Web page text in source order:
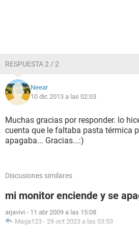
RESPUESTA 2 / 2
Neear
10 dic 2013 a las 02:03
Muchas gracias por responder. lo
cuenta que le faltaba pasta térmica
apagaba... Gracias...:)
Discusiones similares
mi monitor enciende y se
arjavivi - 11 abr 2009 a las 15:08
Maga123 - 29 oct 2023 a las 03:53